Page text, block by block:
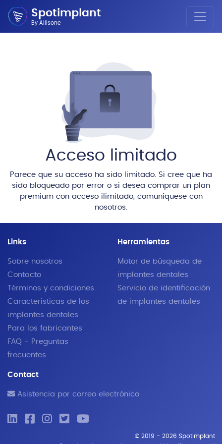
Spotimplant
By Allisone
Acceso limitado
Parece que su acceso ha sido limitado. Si cree que ha
sido bloqueado por error o si desea comprar un plan
premium con acceso ilimitado, comuníquese con
nosotros.
Links
Sobre nosotros
Contacto
Términos y condiciones
Características de los
implantes dentales
Para los fabricantes
FAQ - Preguntas
frecuentes
Herramientas
Motor de búsqueda de
implantes dentales
Servicio de identificación
de implantes dentales
Contact
Asistencia por correo electrónico
© 2019 - 2026 SpotImplant